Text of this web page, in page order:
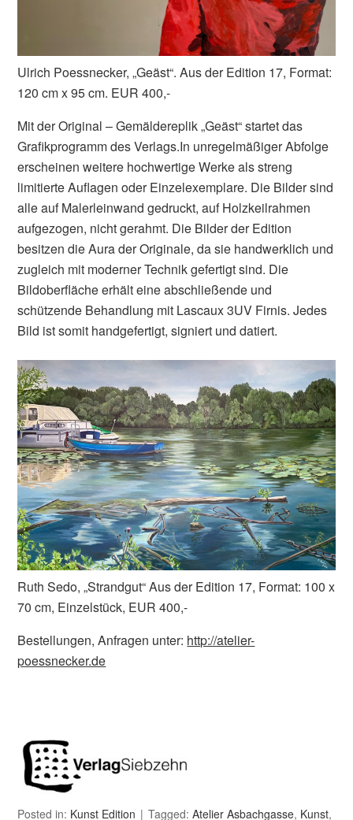
Ulrich Poessnecker, „Geäst“. Aus der Edition 17, Format:
120 cm x 95 cm. EUR 400,-
Mit der Original – Gemäldereplik „Geäst“ startet das
Grafikprogramm des Verlags.In unregelmäßiger Abfolge
erscheinen weitere hochwertige Werke als streng
limitierte Auflagen oder Einzelexemplare. Die Bilder sind
alle auf Malerleinwand gedruckt, auf Holzkeilrahmen
aufgezogen, nicht gerahmt. Die Bilder der Edition
besitzen die Aura der Originale, da sie handwerklich und
zugleich mit moderner Technik gefertigt sind. Die
Bildoberfläche erhält eine abschließende und
schützende Behandlung mit Lascaux 3UV Firnis. Jedes
Bild ist somit handgefertigt, signiert und datiert.
Ruth Sedo, „Strandgut“ Aus der Edition 17, Format: 100 x
70 cm, Einzelstück, EUR 400,-
Bestellungen, Anfragen unter: http://atelier-
poessnecker.de
Posted in: Kunst Edition Tagged:Atelier Asbachgasse, Kunst,